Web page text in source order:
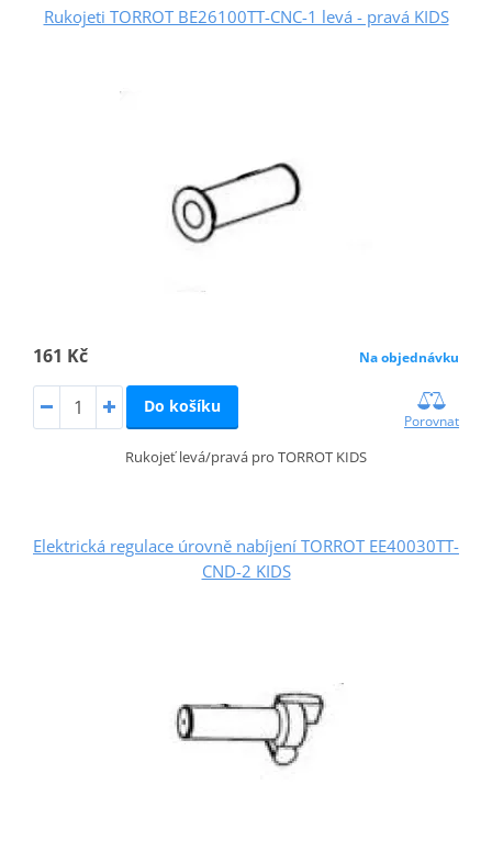
Rukojeti TORROT BE26100TT-CNC-1 levá - pravá KIDS
161 Kč Na objednávku
Do košíku
Porovnat
Rukojeť levá/pravá pro TORROT KIDS
Elektrická regulace úrovně nabíjení TORROT EE40030TT-
CND-2 KIDS